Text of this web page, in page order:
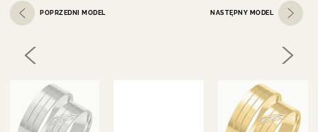
POPRZEDNI MODEL NASTĘPNY MODEL